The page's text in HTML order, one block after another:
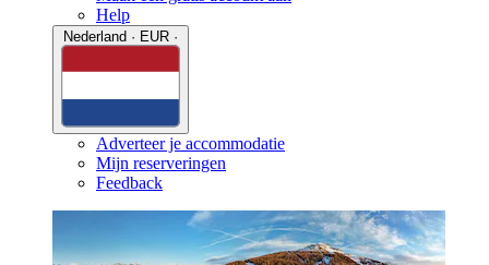
Help
Adverteer je accommodatie
Mijn reserveringen
Feedback